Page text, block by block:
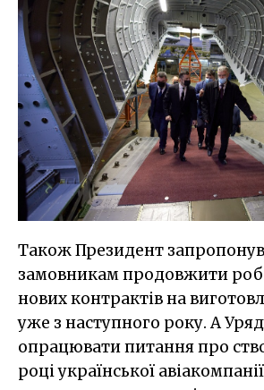
Також Президент
замовникам продовжити
нових контрактів на
уже з наступного року. А
опрацювати питання про
році української